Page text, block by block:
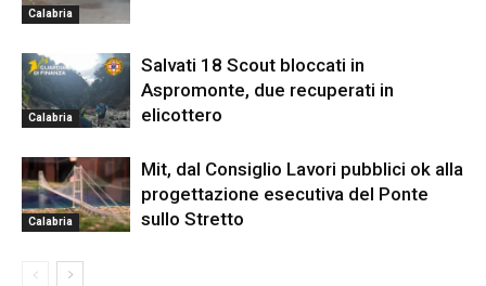
Calabria
Calabria
Salvati 18 Scout bloccati in
Aspromonte, due recuperati in
elicottero
Calabria
Mit, dal Consiglio Lavori pubblici ok alla
progettazione esecutiva del Ponte
sullo Stretto